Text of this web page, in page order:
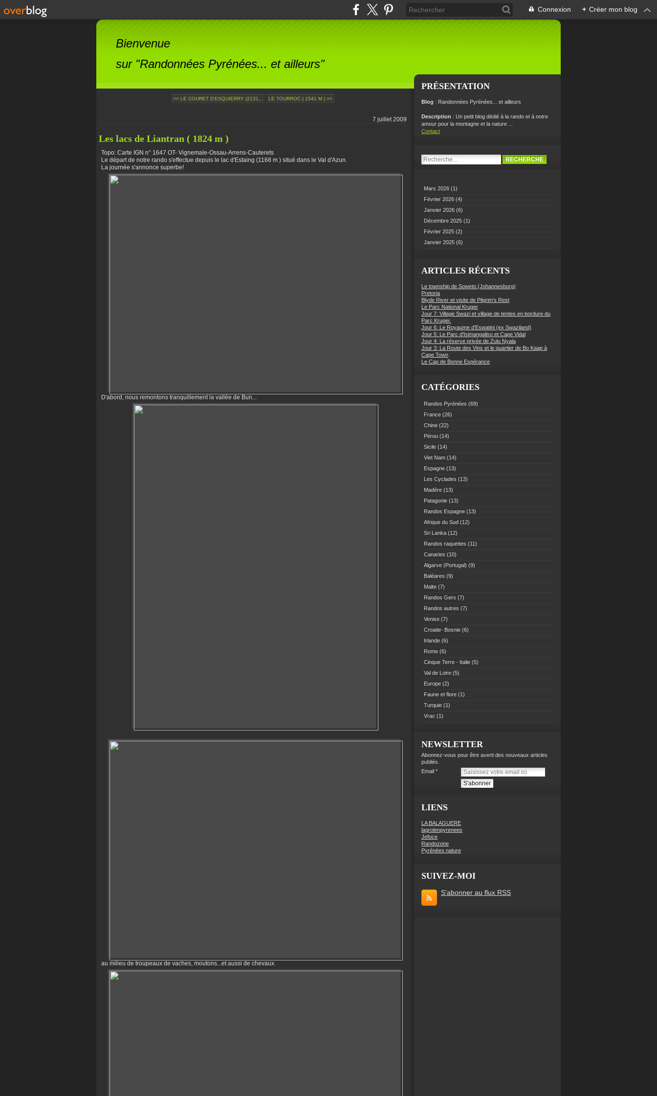
Connexion + Créer mon blog
Bienvenue
sur "Randonnées Pyrénées... et ailleurs"
<< LE COURET D'ESQUIERRY (2131... LE TOURROC ( 1541 M ) >>
7 juillet 2009
Les lacs de Liantran ( 1824 m )
Topo: Carte IGN n° 1647 OT- Vignemale-Ossau-Arrens-Cauterets
Le départ de notre rando s'effectue depuis le lac d'Estaing (1168 m ) situé dans le Val d'Azun.
La journée s'annonce superbe!
D'abord, nous remontons tranquillement la vallée de Bun...
au milieu de troupeaux de vaches, moutons...et aussi de chevaux.
PRÉSENTATION
Blog : Randonnées Pyrénées... et ailleurs
Description : Un petit blog dédié à la rando et à notre
amour pour la montagne et la nature ...
Contact
Mars 2026 (1)
Février 2026 (4)
Janvier 2026 (6)
Décembre 2025 (1)
Février 2025 (2)
Janvier 2025 (6)
ARTICLES RÉCENTS
Le township de Soweto (Johannesburg)
Pretoria
Blyde River et visite de Pilgrim's Rest
Le Parc National Kruger
Jour 7: Village Swazi et village de tentes en bordure du
Parc Kruger.
Jour 6: Le Royaume d'Eswatini (ex Swaziland)
Jour 5: Le Parc d'Isimangaliso et Cape Vidal
Jour 4: La réserve privée de Zulu Nyala
Jour 3: La Route des Vins et le quartier de Bo Kaap à
Cape Town
Le Cap de Bonne Espérance
CATÉGORIES
Randos Pyrénées (69)
France (26)
Chine (22)
Pérou (14)
Sicile (14)
Viet Nam (14)
Espagne (13)
Les Cyclades (13)
Madère (13)
Patagonie (13)
Randos Espagne (13)
Afrique du Sud (12)
Sri Lanka (12)
Randos raquettes (11)
Canaries (10)
Algarve (Portugal) (9)
Baléares (9)
Malte (7)
Randos Gers (7)
Randos autres (7)
Venise (7)
Croatie- Bosnie (6)
Irlande (6)
Rome (6)
Cinque Terre - Italie (5)
Val de Loire (5)
Europe (2)
Faune et flore (1)
Turquie (1)
Vrac (1)
NEWSLETTER
Abonnez-vous pour être averti des nouveaux articles
publiés.
Email
LIENS
LA BALAGUERE
lagrolenpyrenees
Jefoce
Randozone
Pyrénées nature
SUIVEZ-MOI
S'abonner au flux RSS